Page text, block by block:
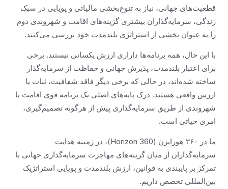
قطعیت‌های جهانی، نیاز به تنوع‌بخشی مالیاتی و پویایی در سبک
زندگی، سرمایه‌گذاران بیشتری گزینه‌های اقامت و شهروندی دوم
را به عنوان بخشی از استراتژی بلندمدت خود بررسی می‌کنند.
با این حال، همه برنامه‌ها داراری ارزش یکسانی نیستند. برخی
برای اعتبار بلندمدت، پذیرش جهانی و حفاظت از سرمایه‌گذار
ساخته شده‌اند، در حالی که برخی دیگر فاقد شفافیت، ثبات یا
ارزش واقعی هستند. درک پایه‌های اصلی یک برنامه قوی اقامت یا
شهروندی از طریق سرمایه‌گذاری پیش از هرگونه تصمیم‌گیری،
امری حیاتی است.
ما در ۳۶۰ هورایزن (360 Horizon)، در زمینه هدایت
سرمایه‌گذاران از میان گزینه‌های مهاجرت سرمایه‌گذاری جهانی با
تمرکز بر پایبندی به قوانین، ارزش بلندمدت و پویایی استراتژیک
بین‌المللی تخصص داریم.